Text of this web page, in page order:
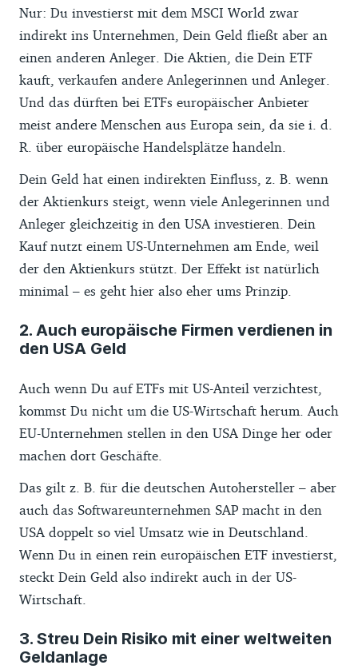
Nur: Du investierst mit dem MSCI World zwar
indirekt ins Unternehmen, Dein Geld fließt aber an
einen anderen Anleger. Die Aktien, die Dein ETF
kauft, verkaufen andere Anlegerinnen und Anleger.
Und das dürften bei ETFs europäischer Anbieter
meist andere Menschen aus Europa sein, da sie i. d.
R. über europäische Handelsplätze handeln.
Dein Geld hat einen indirekten Einfluss, z. B. wenn
der Aktienkurs steigt, wenn viele Anlegerinnen und
Anleger gleichzeitig in den USA investieren. Dein
Kauf nutzt einem US-Unternehmen am Ende, weil
der den Aktienkurs stützt. Der Effekt ist natürlich
minimal – es geht hier also eher ums Prinzip.
2. Auch europäische Firmen verdienen in
den USA Geld
Auch wenn Du auf ETFs mit US-Anteil verzichtest,
kommst Du nicht um die US-Wirtschaft herum. Auch
EU-Unternehmen stellen in den USA Dinge her oder
machen dort Geschäfte.
Das gilt z. B. für die deutschen Autohersteller – aber
auch das Softwareunternehmen SAP macht in den
USA doppelt so viel Umsatz wie in Deutschland.
Wenn Du in einen rein europäischen ETF investierst,
steckt Dein Geld also indirekt auch in der US-
Wirtschaft.
3. Streu Dein Risiko mit einer weltweiten
Geldanlage